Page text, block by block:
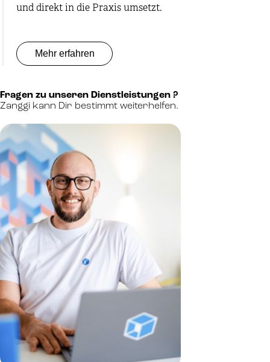
und direkt in die Praxis umsetzt.
Mehr erfahren
Fragen zu unseren Dienstleistungen ?
Zanggi kann Dir bestimmt weiterhelfen.